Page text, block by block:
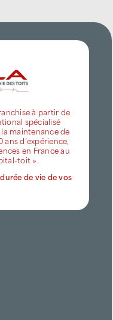
à partir de
spécialisé
maintenance de
d’expérience,
en France au
toit ».
de vie de vos